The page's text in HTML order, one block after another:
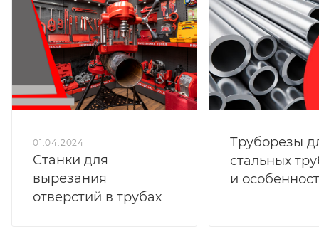
01.04.2024
Станки для
вырезания
отверстий в трубах
Труборезы
стальных
и